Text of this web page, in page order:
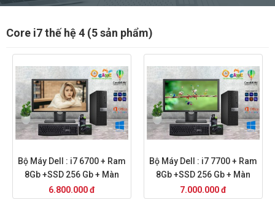
Core i7 thế hệ 4 (5 sản phẩm)
Bộ Máy Dell : i7 6700 + Ram
8Gb +SSD 256 Gb + Màn
Hình 20
6.800.000 đ
Bộ Máy Dell : i7 7700 + Ram
8Gb +SSD 256 Gb + Màn
Hình 20
7.000.000 đ